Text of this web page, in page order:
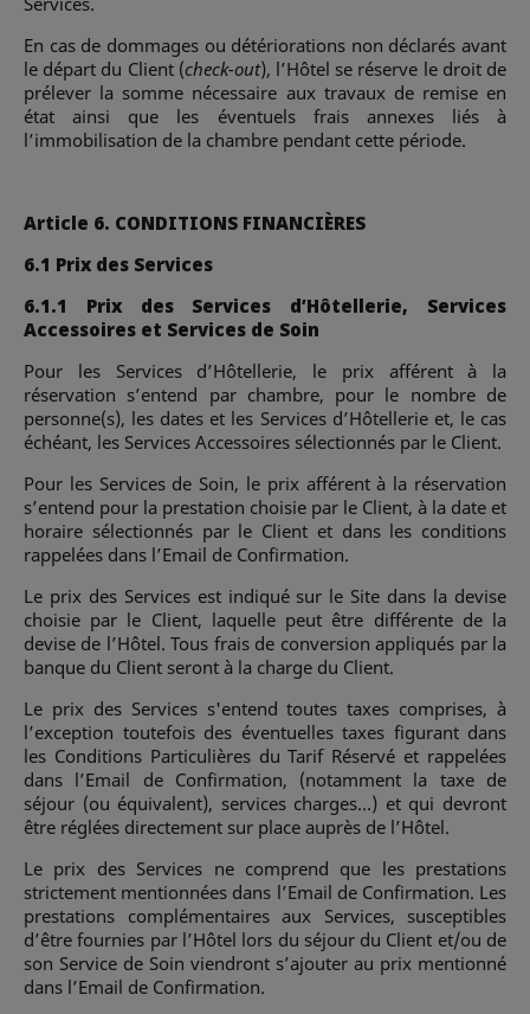
En cas de dommages ou détériorations non déclarés avant
le départ du Client (check-out), l’Hôtel se réserve le droit de
prélever la somme nécessaire aux travaux de remise en
état ainsi que les éventuels frais annexes liés à
l’immobilisation de la chambre pendant cette période.
Article 6. CONDITIONS FINANCIÈRES
6.1 Prix des Services
6.1.1 Prix des Services d’Hôtellerie, Services
Accessoires et Services de Soin
Pour les Services d’Hôtellerie, le prix afférent à la
réservation s’entend par chambre, pour le nombre de
personne(s), les dates et les Services d’Hôtellerie et, le cas
échéant, les Services Accessoires sélectionnés par le Client.
Pour les Services de Soin, le prix afférent à la réservation
s’entend pour la prestation choisie par le Client, à la date et
horaire sélectionnés par le Client et dans les conditions
rappelées dans l’Email de Confirmation.
Le prix des Services est indiqué sur le Site dans la devise
choisie par le Client, laquelle peut être différente de la
devise de l’Hôtel. Tous frais de conversion appliqués par la
banque du Client seront à la charge du Client.
Le prix des Services s'entend toutes taxes comprises, à
l’exception toutefois des éventuelles taxes figurant dans
les Conditions Particulières du Tarif Réservé et rappelées
dans l’Email de Confirmation, (notamment la taxe de
séjour (ou équivalent), services charges…) et qui devront
être réglées directement sur place auprès de l’Hôtel.
Le prix des Services ne comprend que les prestations
strictement mentionnées dans l’Email de Confirmation. Les
prestations complémentaires aux Services, susceptibles
d’être fournies par l’Hôtel lors du séjour du Client et/ou de
son Service de Soin viendront s’ajouter au prix mentionné
dans l’Email de Confirmation.